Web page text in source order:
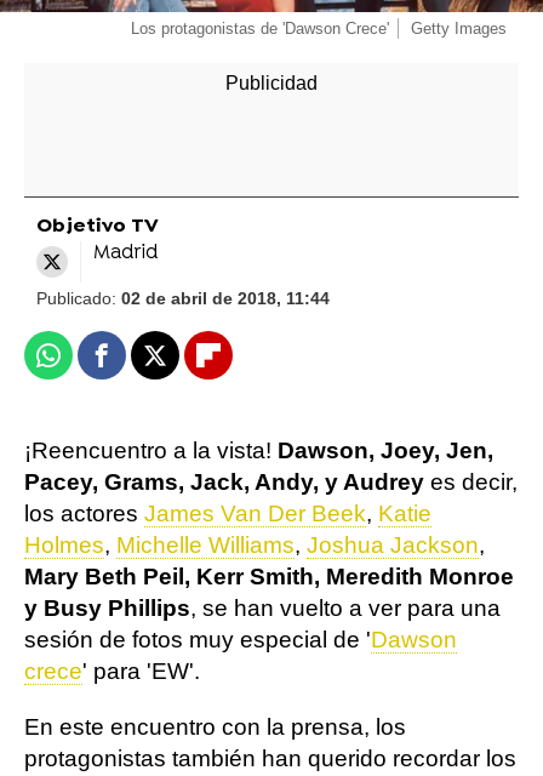
Los protagonistas de 'Dawson Crece' Getty Images
Objetivo TV
Madrid
Publicado: 02 de abril de 2018, 11:44
WhatsappFacebook
X Flipboard
¡Reencuentro a la vista! Dawson, Joey, Jen,
Pacey, Grams, Jack, Andy, y Audrey es decir,
los actores James Van Der Beek, Katie
Holmes, Michelle Williams, Joshua Jackson,
Mary Beth Peil, Kerr Smith, Meredith Monroe
y Busy Phillips, se han vuelto a ver para una
sesión de fotos muy especial de 'Dawson
crece' para 'EW'.
En este encuentro con la prensa, los
protagonistas también han querido recordar los